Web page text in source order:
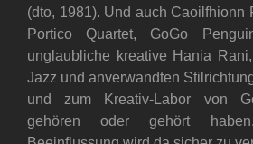
(dto, 1981). Und auch Caoilfhionn
Portico Quartet, GoGo
unglaubliche kreative Hania
Jazz und anverwandten
und zum Kreativ-Labor von
gehören oder gehört